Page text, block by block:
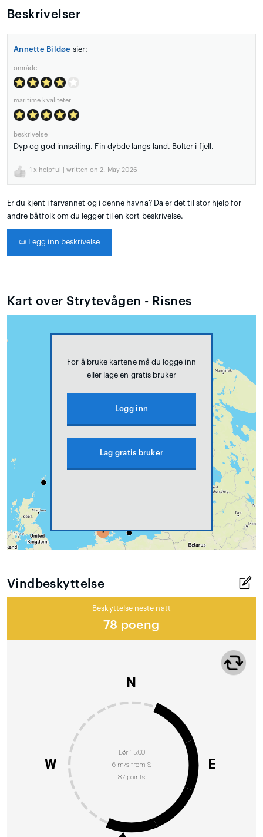
Beskrivelser
Annette Bildøe sier:
område
maritime kvaliteter
beskrivelse
Dyp og god innseiling. Fin dybde langs land. Bolter i fjell.
1 x helpful | written on 2. May 2026
Er du kjent i farvannet og i denne havna? Da er det til stor hjelp for
andre båtfolk om du legger til en kort beskrivelse.
📜 Legg inn beskrivelse
Kart over Strytevågen - Risnes
For å bruke kartene må du logge inn
eller lage en gratis bruker
Logg inn
Lag gratis bruker
Vindbeskyttelse
Beskyttelse neste natt
78 poeng
Lør 15:00
6 m/s from S
87 points
N
E
W